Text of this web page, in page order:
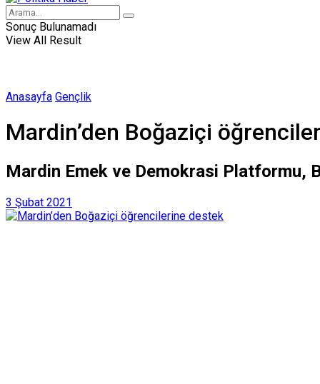
Sonuç Bulunamadı
View All Result
Anasayfa Gençlik
Mardin’den Boğaziçi
Mardin Emek ve Demokrasi Platformu,
3 Şubat 2021